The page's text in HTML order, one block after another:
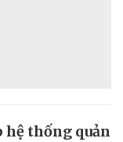
hệ thống quản